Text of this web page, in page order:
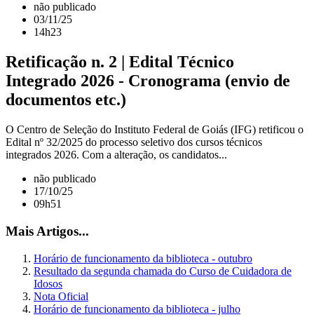
não publicado
03/11/25
14h23
Retificação n. 2 | Edital Técnico
Integrado 2026 - Cronograma (envio de
documentos etc.)
O Centro de Seleção do Instituto Federal de Goiás (IFG) retificou o
Edital nº 32/2025 do processo seletivo dos cursos técnicos
integrados 2026. Com a alteração, os candidatos...
não publicado
17/10/25
09h51
Mais Artigos...
Horário de funcionamento da biblioteca - outubro
Resultado da segunda chamada do Curso de Cuidadora de
Idosos
Nota Oficial
Horário de funcionamento da biblioteca - julho